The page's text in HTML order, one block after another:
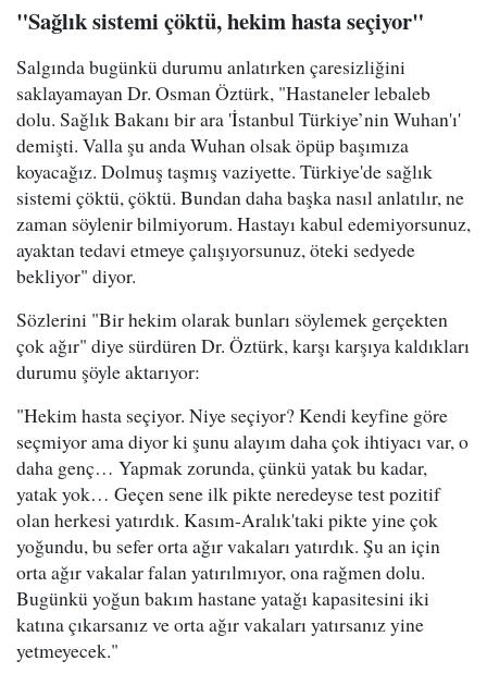
"Sağlık sistemi çöktü, hekim hasta seçiyor"
Salgında bugünkü durumu anlatırken çaresizliğini
saklayamayan Dr. Osman Öztürk, "Hastaneler lebaleb
dolu. Sağlık Bakanı bir ara 'İstanbul Türkiye’nin Wuhan'ı'
demişti. Valla şu anda Wuhan olsak öpüp başımıza
koyacağız. Dolmuş taşmış vaziyette. Türkiye'de sağlık
sistemi çöktü, çöktü. Bundan daha başka nasıl anlatılır, ne
zaman söylenir bilmiyorum. Hastayı kabul edemiyorsunuz,
ayaktan tedavi etmeye çalışıyorsunuz, öteki sedyede
bekliyor" diyor.
Sözlerini "Bir hekim olarak bunları söylemek gerçekten
çok ağır" diye sürdüren Dr. Öztürk, karşı karşıya kaldıkları
durumu şöyle aktarıyor:
"Hekim hasta seçiyor. Niye seçiyor? Kendi keyfine göre
seçmiyor ama diyor ki şunu alayım daha çok ihtiyacı var, o
daha genç… Yapmak zorunda, çünkü yatak bu kadar,
yatak yok… Geçen sene ilk pikte neredeyse test pozitif
olan herkesi yatırdık. Kasım-Aralık'taki pikte yine çok
yoğundu, bu sefer orta ağır vakaları yatırdık. Şu an için
orta ağır vakalar falan yatırılmıyor, ona rağmen dolu.
Bugünkü yoğun bakım hastane yatağı kapasitesini iki
katına çıkarsanız ve orta ağır vakaları yatırsanız yine
yetmeyecek."